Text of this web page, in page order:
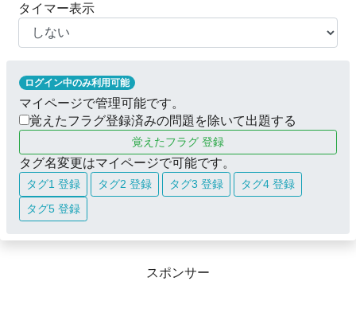
タイマー表示
ログイン中のみ利用可能
マイページで管理可能です。
覚えたフラグ登録済みの問題を除いて出題する
覚えたフラグ 登録
タグ名変更はマイページで可能です。
タグ1 登録 タグ2 登録 タグ3 登録
タグ4 登録
タグ5 登録
スポンサー